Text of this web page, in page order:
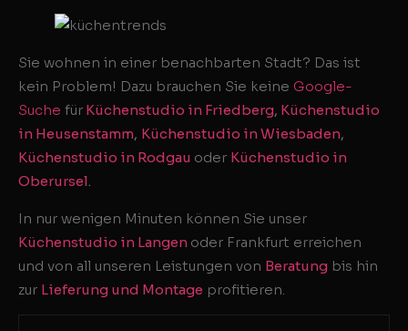
Sie wohnen in einer benachbarten Stadt? Das ist
kein Problem! Dazu brauchen Sie keine Google-
Suche für Küchenstudio in Friedberg, Küchenstudio
in Heusenstamm, Küchenstudio in Wiesbaden,
Küchenstudio in Rodgau oder Küchenstudio in
Oberursel.
In nur wenigen Minuten können Sie unser
Küchenstudio in Langen oder Frankfurt erreichen
und von all unseren Leistungen von Beratung bis hin
zur Lieferung und Montage profitieren.